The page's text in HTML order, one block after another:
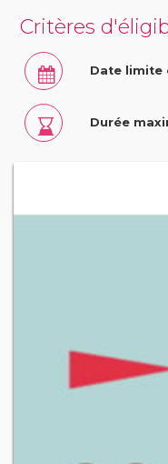
Critères
Date limite
Durée